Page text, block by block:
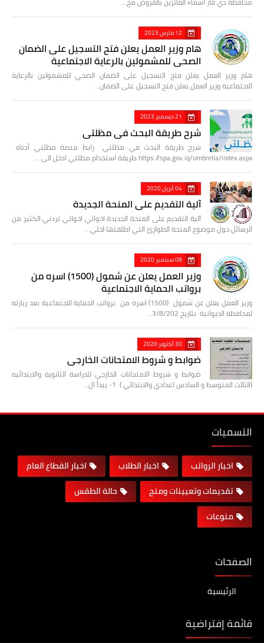
12 مارس 2023
هام وزير العمل يعلن فتح التسجيل على الضمان
الصحي للمشمولين بالرعاية الاجتماعية
هام وزير العمل يعلن فتح التسجيل على الضمان الصحي للمشمولين بالرعاية
الاجتماعية وزير العمل يعلن فتح التسجيل على الضمان…
21 ديسمبر 2023
شرح طريقة البحث في مظلتي
شرح طريقة البحث في مظلتي رابط منصة مظلتي أدناه
https://spa.gov.iq/umbrella/index.aspx طريقة استخدام مظلتي ادخل الى …
04 أبريل 2020
آلية التقديم على المنحة الجديدة
آلية التقديم على المنحة الجديدة اخواني اخواتي تردني الكثير من
الرسائل حول موضوع المنحة الطوارئ التي اطلقتها (خلي…
08 سبتمبر 2020
وزير العمل يعلن عن شمول (1500) اسره من
برواتب الحماية الاجتماعية
وزير العمل يعلن عن شمول (1500) اسره من برواتب الحماية الاجتماعية بعد زيارته
لمحافظة الديوانية بتاريخ 3/8/202…
30 أكتوبر 2020
ضوابط و شروط الامتحانات الخارجي
ضوابط و شروط الامتحانات الخارجي للدراسة الثانوية والابتدائيه
(الثالث المتوسط و السادس اعدادي والابتدائي ) 1- يبدأ ال…
التسميات
اخبار الرواتب اخبار الطلاب
اخبار القطاع العام
تقديمات وتعيينات ومنح
حالة الطقس
منوعات
الصفحات
الرئيسية
قائمة إفتراضية